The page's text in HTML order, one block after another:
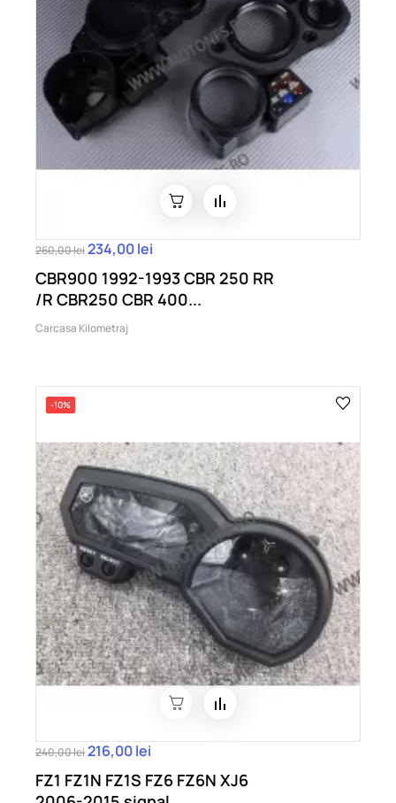
260,00 lei234,00 lei
CBR900 1992-1993 CBR 250 RR
/R CBR250 CBR 400...
Carcasa Kilometraj
-10%
240,00 lei216,00 lei
FZ1 FZ1N FZ1S FZ6 FZ6N XJ6